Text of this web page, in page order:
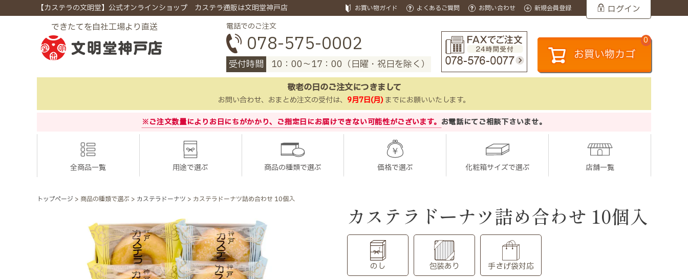
【カステラの文明堂】公式オンラインショップ カステラ通販は文明堂神戸店 お買い物ガイド よくあるご質問 お問い合わせ 新規会員登録
ログイン
できたてを自社工場より直送
電話でのご注文
078-575-0002
受付時間 10：00～17：00（日曜・祝日を除く）
お買い物カゴ
0
敬老の日のご注文につきまして
お問い合わせ、おまとめ注文の受付は、 9月7日(月)までにお願いいたします。
※ご注文数量によりお日にちがかかり、 ご指定日にお届けできない可能性がございます。 お電話にてご相談下さいませ。
全商品一覧 用途で選ぶ 商品の種類で選ぶ 価格で選ぶ 化粧箱サイズで選ぶ 店舗一覧
トップページ 商品の種類で選ぶ カステラドーナツ カステラドーナツ詰め合わせ 10個入
カステラドーナツ詰め合わせ 10個入
のし 包装あり 手さげ袋対応